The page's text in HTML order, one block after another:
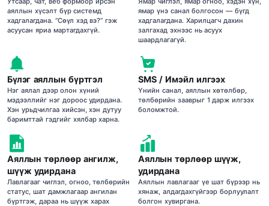
аяллын хүсэлт бүр системд
хадгалагдана. “Сөүл хэд вэ?” гэж
асуусан яриа мартагдахгүй.
ямар үнэ санал болгосон — бүгд
хадгалагдана. Харилцагч дахин
залгахад эхнээс нь асуух
шаардлагагүй.
Бүлэг аяллын бүртгэл
Нэг аялал дээр олон хүний
мэдээллийг нэг дороос удирдана.
Хэн урьдчилгаа хийсэн, хэн дутуу
баримттай гэдгийг хялбар харна.
SMS / Имэйл илгээх
Үнийн санал, аяллын хөтөлбөр,
төлбөрийн зааврыг 1 дарж илгээх
боломжтой.
Аяллын төрлөөр ангилж,
шүүж удирдана
Лавлагааг чиглэл, огноо, төлбөрийн
статус, шат дамжлагаар ангилан
бүртгэж, дараа нь шүүж харах
Аяллын төрлөөр шүүж,
удирдана
Аяллын лавлагааг үе шат бүрээр нь
хянаж, алдагдахгүйгээр борлуулалт
болгон хувиргана.